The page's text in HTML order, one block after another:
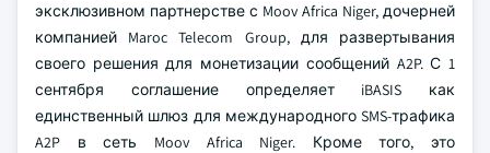
эксклюзивном партнерстве с Moov Africa Niger, дочерней
компанией Maroc Telecom Group, для развертывания
своего решения для монетизации сообщений A2P. С 1
сентября соглашение определяет iBASIS как
единственный шлюз для международного SMS-трафика
A2P в сеть Moov Africa Niger. Кроме того, это